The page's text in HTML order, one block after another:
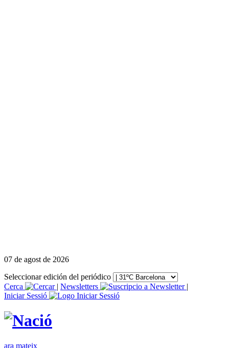
07 de agost de 2026
Seleccionar edición del periódico
Cerca
| Newsletters
|
Iniciar Sessió
ara mateix